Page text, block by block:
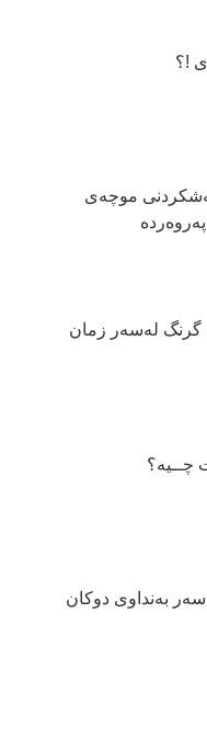
!؟
موچەی
گرنگ لەسەر زمان
چــیە؟
بەنداوی دوكان